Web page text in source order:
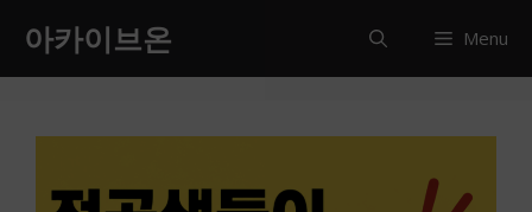
츠
아카이브온 Menu